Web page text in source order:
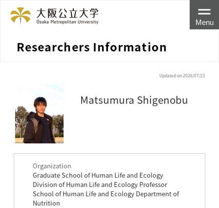
Researchers Information
Menu
Updated on 2026/07/21
Matsumura Shigenobu
Organization
Graduate School of Human Life and Ecology
Division of Human Life and Ecology Professor
School of Human Life and Ecology Department of
Nutrition